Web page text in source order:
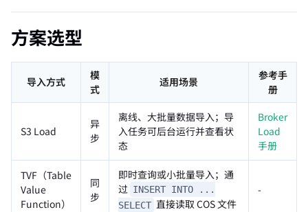
方案选型
导入方式
模
式
适用场景
参考手
册
S3 Load
异
步
离线、大批量数据导入；导
入任务可后台运行并查看状
态
Broker
Load
手册
TVF（Table
Value
Function）
同
步
即时查询或小批量导入；通
过 INSERT INTO ...
SELECT 直接读取 COS 文件
-